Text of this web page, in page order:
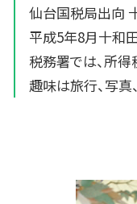
仙台国税局出向
平成5年8月十和
税務署では、所得
趣味は旅行、写真